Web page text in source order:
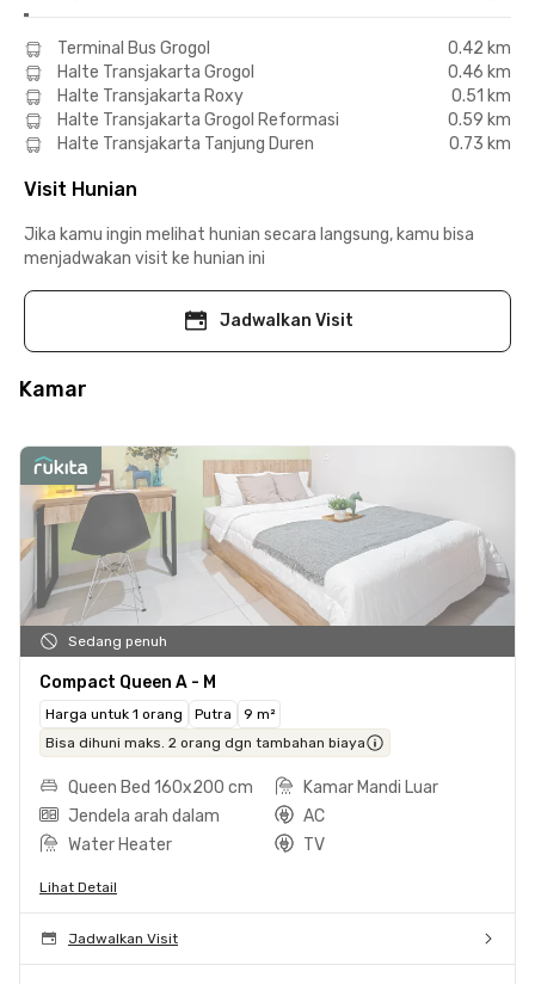
Terminal Bus Grogol
0.42 km
Halte Transjakarta Grogol
0.46 km
Halte Transjakarta Roxy
0.51 km
Halte Transjakarta Grogol Reformasi
0.59 km
Halte Transjakarta Tanjung Duren
0.73 km
Visit Hunian
Jika kamu ingin melihat hunian secara langsung, kamu bisa
menjadwakan visit ke hunian ini
Jadwalkan Visit
Kamar
Sedang penuh
Compact Queen A - M
Harga untuk 1 orang Putra
9 m²
Bisa dihuni maks. 2 orang dgn tambahan biaya
Queen Bed 160x200 cm
Kamar Mandi Luar
Jendela arah dalam
AC
Water Heater
TV
Lihat Detail
Jadwalkan Visit